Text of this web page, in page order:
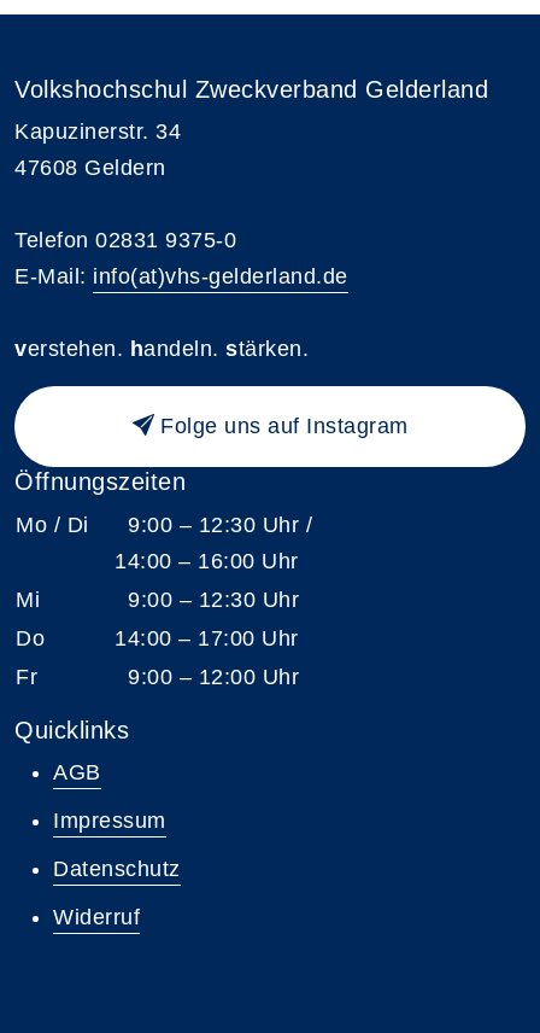
Volkshochschul Zweckverband Gelderland
Kapuzinerstr. 34
47608 Geldern
Telefon 02831 9375-0
E-Mail: info(at)vhs-gelderland.de
verstehen. handeln. stärken.
Folge uns auf Instagram
Öffnungszeiten
Mo / Di
9:00 – 12:30 Uhr /
14:00 – 16:00 Uhr
Mi
9:00 – 12:30 Uhr
Do
14:00 – 17:00 Uhr
Fr
9:00 – 12:00 Uhr
Quicklinks
AGB
Impressum
Datenschutz
Widerruf